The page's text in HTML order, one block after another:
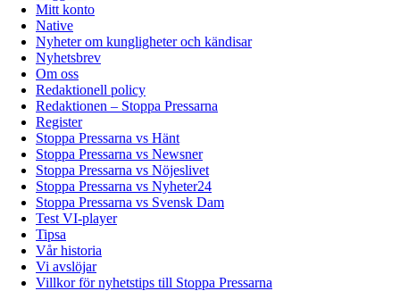
Mitt konto
Native
Nyheter om kungligheter och kändisar
Nyhetsbrev
Om oss
Redaktionell policy
Redaktionen – Stoppa Pressarna
Register
Stoppa Pressarna vs Hänt
Stoppa Pressarna vs Newsner
Stoppa Pressarna vs Nöjeslivet
Stoppa Pressarna vs Nyheter24
Stoppa Pressarna vs Svensk Dam
Test VI-player
Tipsa
Vår historia
Vi avslöjar
Villkor för nyhetstips till Stoppa Pressarna